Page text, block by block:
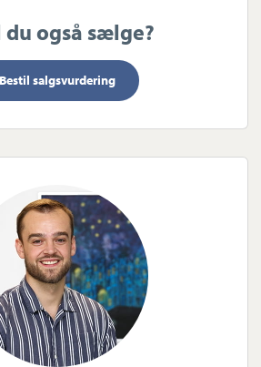
du også sælge?
Bestil salgsvurdering